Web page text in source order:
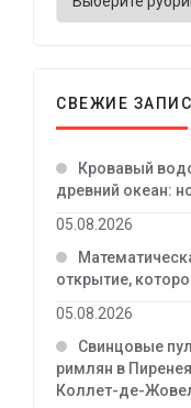
СВЕЖИЕ
Кровавый
древний океан:
05.08.2026
открытие,
05.08.2026
Свинцовые
римлян в
Коллет-де-